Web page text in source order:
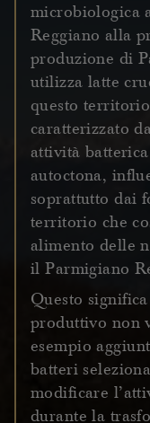
microbiologica
Reggiano alla
produzione di
utilizza latte
questo
caratterizzato
attività
autoctona,
soprattutto dai
territorio che
alimento delle
il Parmigiano
Questo
produttivo non
esempio
batteri
modificare
durante la